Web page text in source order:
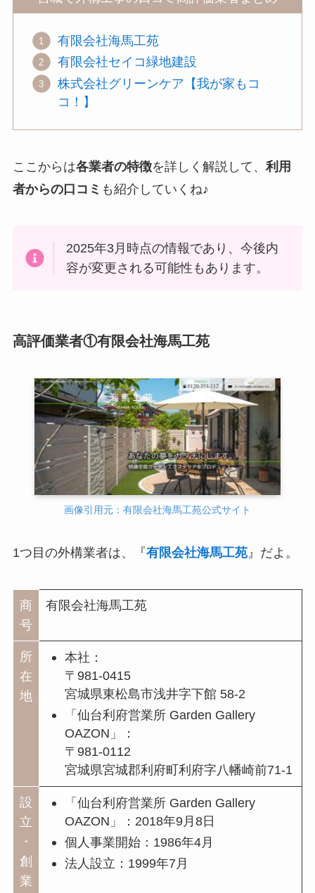
有限会社海馬工苑
有限会社セイコ緑地建設
株式会社グリーンケア【我が家もコ
コ！】
ここからは各業者の特徴を詳しく解説して、 利用
者からの口コミ も紹介していくね♪
2025年3月時点の情報であり、今後内
容が変更される可能性もあります。
高評価業者①有限会社海馬工苑
画像引用元：有限会社海馬工苑公式サイト
1つ目の外構業者は、『有限会社海馬工苑』だよ。
商
号
有限会社海馬工苑
所
在
地
本社：
〒981-0415
宮城県東松島市浅井字下館 58-2
「仙台利府営業所 Garden Gallery
OAZON」：
〒981-0112
宮城県宮城郡利府町利府字八幡崎前71-1
設
立
・
創
業
「仙台利府営業所 Garden Gallery
OAZON」：2018年9月8日
個人事業開始：1986年4月
法人設立：1999年7月